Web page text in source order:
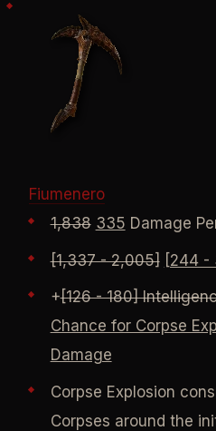
Fiumenero
1,838 335 Damage
[1,337 - 2,005] [244 -
+[126 - 180]
Chance for Corpse
Damage
Corpse Explosion
Corpses around the